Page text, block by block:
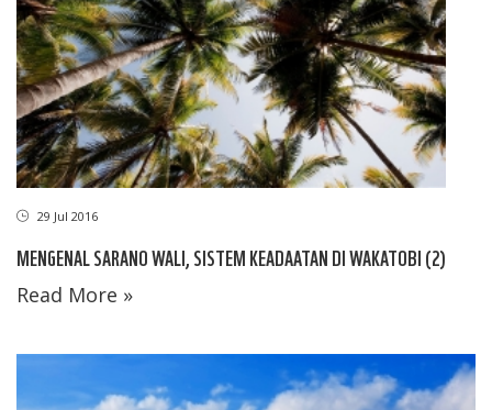
29 Jul 2016
MENGENAL SARANO WALI, SISTEM KEADAATAN DI WAKATOBI (2)
Read More »